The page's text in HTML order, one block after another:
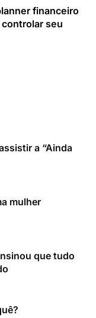
financeiro
seu
a “Ainda
mulher
que tudo